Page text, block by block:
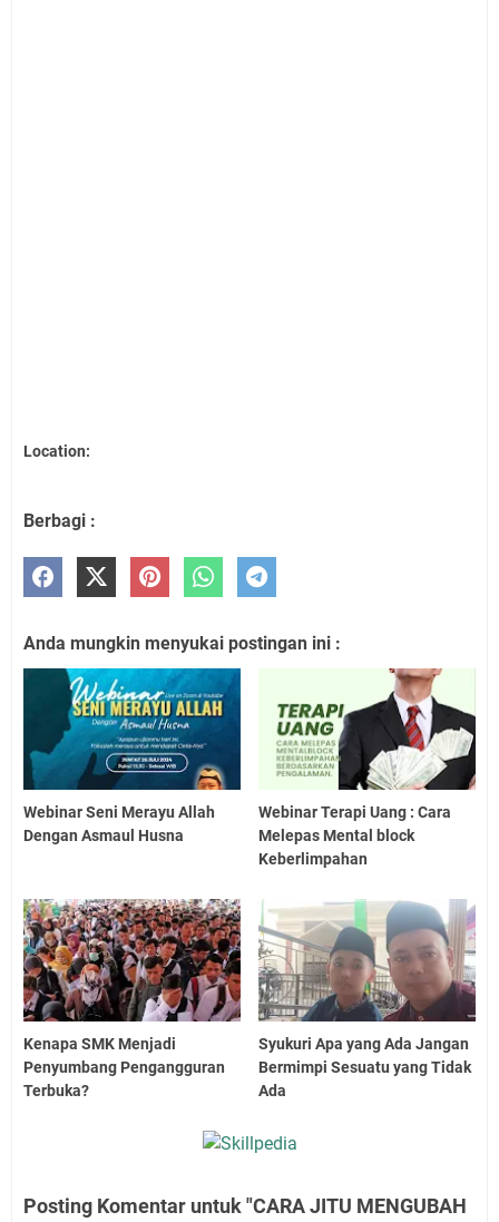
Location:
Berbagi :
Anda mungkin menyukai postingan ini :
Webinar Seni Merayu Allah
Dengan Asmaul Husna
Webinar Terapi Uang : Cara
Melepas Mental block
Keberlimpahan
Kenapa SMK Menjadi
Penyumbang Pengangguran
Terbuka?
Syukuri Apa yang Ada Jangan
Bermimpi Sesuatu yang Tidak
Ada
Posting Komentar untuk "CARA JITU MENGUBAH